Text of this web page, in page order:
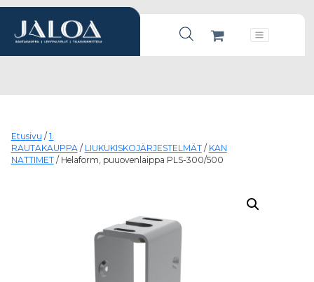
Products search
Päävalikko
Etusivu / 1.
RAUTAKAUPPA/ LIUKUKISKOJÄRJESTELMÄT/ KAN
NATTIMET/ Helaform, puuovenlaippa PLS-300/500